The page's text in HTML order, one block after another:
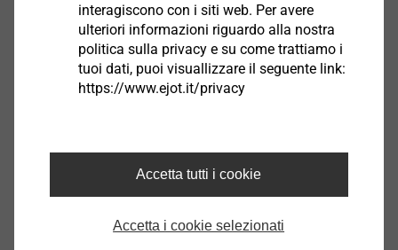
Vite autoforante FDM2 M4x16
interagiscono con i siti web. Per avere
ulteriori informazioni riguardo alla nostra
politica sulla privacy e su come trattiamo i
tuoi dati, puoi visuallizzare il seguente link:
https://www.ejot.it/privacy
Accetta tutti i cookie
Accetta i cookie selezionati